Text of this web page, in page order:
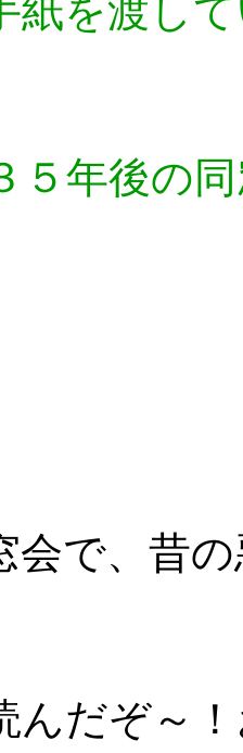
紙を渡し
５年後の
会で、昔
んだぞ～